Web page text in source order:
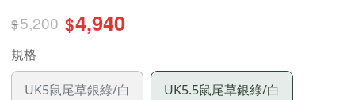
$5,200 $4,940
規格
UK5鼠尾草銀綠/白 UK5.5鼠尾草銀綠/白